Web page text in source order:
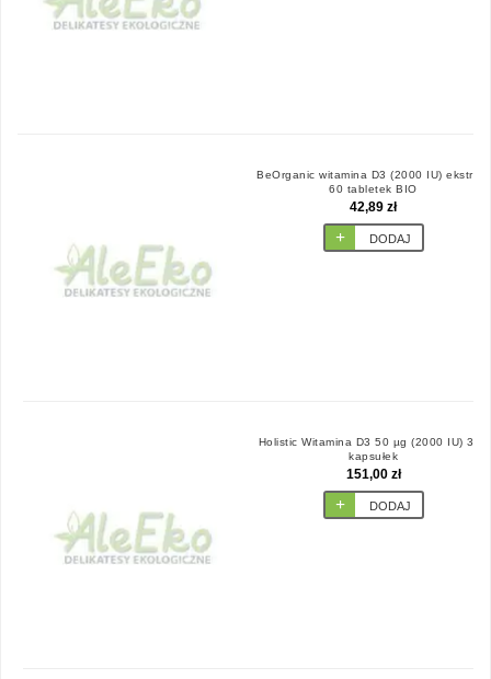
BeOrganic witamina D3 (2000 IU) ekstrakt
60 tabletek BIO
42,89 zł
DODAJ
Holistic Witamina D3 50 µg (2000 IU) 360
kapsułek
151,00 zł
DODAJ